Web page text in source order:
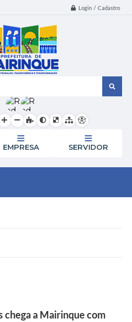
Login / Cadastro
EMPRESA SERVIDOR
chega a Mairinque com